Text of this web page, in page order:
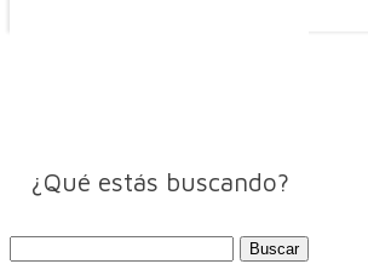
¿Qué estás buscando?